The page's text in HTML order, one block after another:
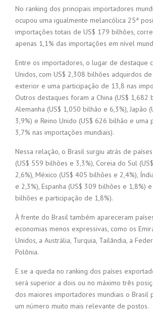
No ranking dos principais importadores
ocupou uma igualmente melancólica 25ª
importações totais de US$ 179 bilhões,
apenas 1,1% das importações em nível
Entre os importadores, o lugar de destaque
Unidos, com US$ 2,308 bilhões adquirdos
exterior e uma participação de 13,8 nas
Outros destaques foram a China (US$ 1,682
Alemanha (US$ 1,050 bilhão e 6,3%), Japão
3,9%) e Reino Unido (US$ 626 bilhão e uma
3,7% nas importações mundiais).
Nessa relação, o Brasil surgiu atrás de
(US$ 559 bilhões e 3,3%), Coreia do Sul
2,6%), México (US$ 405 bilhões e 2,4%),
e 2,3%), Espanha (US$ 309 bilhões e 1,8%)
bilhões e participação de 1,8%).
À frente do Brasil também apareceram
economias menos expressivas, como os
Unidos, a Austrália, Turquia, Tailândia, a
Polônia.
E se a queda no ranking dos países
será superior a dois ou no máximo três
dos maiores importadores mundiais o Brasil
um número muito mais relevante de postos.